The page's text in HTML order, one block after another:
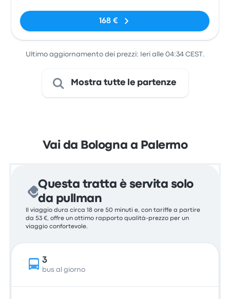
168 €
Ultimo aggiornamento dei prezzi: Ieri alle 04:34 CEST.
Mostra tutte le partenze
Vai da Bologna a Palermo
Questa tratta è servita solo
da pullman
Il viaggio dura circa 18 ore 50 minuti e, con tariffe a partire
da 53 €, offre un ottimo rapporto qualità-prezzo per un
viaggio confortevole.
3
bus al giorno